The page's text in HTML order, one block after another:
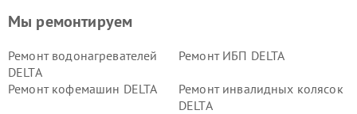
Мы ремонтируем
Ремонт водонагревателей
DELTA
Ремонт ИБП DELTA
Ремонт кофемашин DELTA
Ремонт инвалидных колясок
DELTA